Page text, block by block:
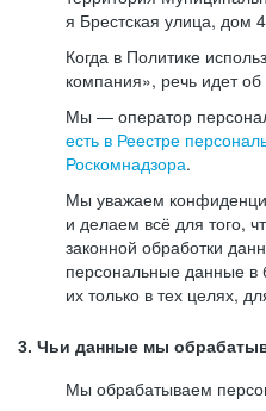
я Брестская улица, дом
Когда в Политике
компания», речь идет
Мы — оператор
есть в Реестре
Роскомнадзора.
Мы уважаем
и делаем всё для того,
законной обработки
персональные данные в
их только в тех целях,
3. Чьи данные мы
Мы обрабатываем